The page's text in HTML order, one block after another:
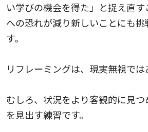
い学びの機会を得た」と捉え直
への恐れが減り新しいことにも
す。
リフレーミングは、現実無視では
むしろ、状況をより客観的に見
を見出す練習です。